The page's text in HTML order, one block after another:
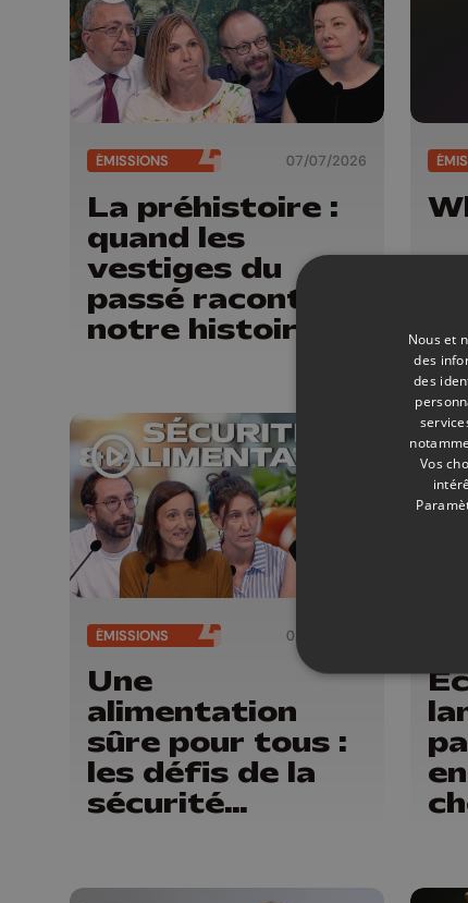
ÉMISSIONS 07/07/2026
La préhistoire :
quand les
vestiges du
passé racontent
notre histoire
ÉMISSIONS 02/06/2026
Une
alimentation
sûre pour tous :
les défis de la
sécurité
Nous et
des
des
Vos